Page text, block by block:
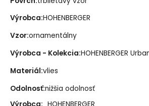
Výrobca:HOHENBERGER
Vzor:ornamentálny
Výrobca - Kolekcia:HOHENBERGER
Materiál:vlies
Odolnosť:nižšia odolnosť